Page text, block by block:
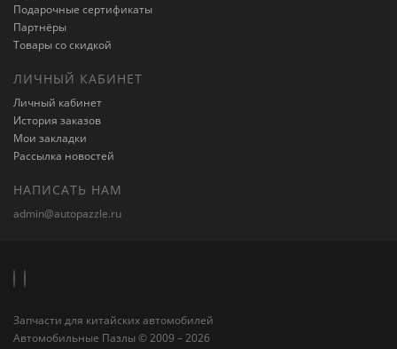
Подарочные сертификаты
Партнёры
Товары со скидкой
ЛИЧНЫЙ КАБИНЕТ
Личный кабинет
История заказов
Мои закладки
Рассылка новостей
НАПИСАТЬ НАМ
admin@autopazzle.ru
Запчасти для китайских автомобилей
Автомобильные Пазлы © 2009 – 2026